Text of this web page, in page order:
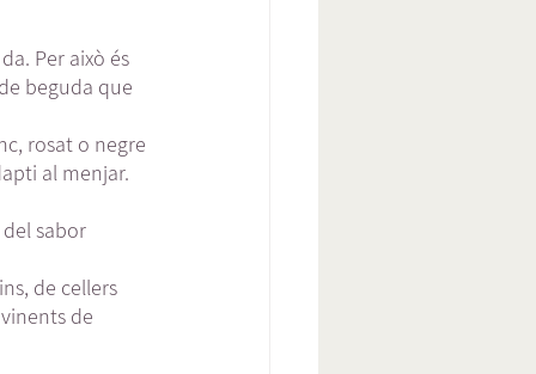
Per això és
beguda que
rosat o negre
al menjar.
sabor
de cellers
de